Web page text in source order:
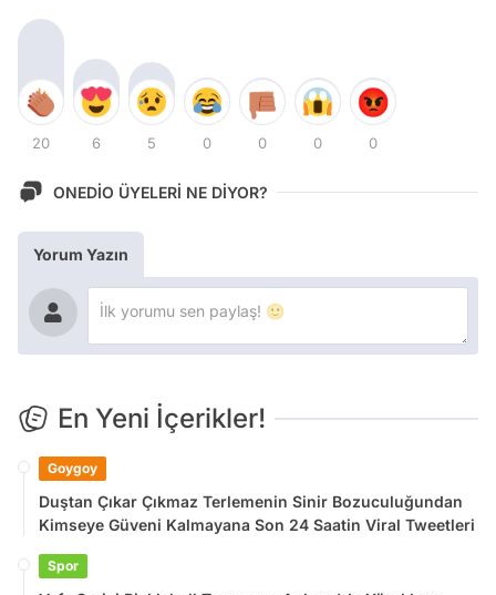
20 6 5 0 0 0 0
ONEDİO ÜYELERİ NE DİYOR?
Yorum Yazın
En Yeni İçerikler!
Goygoy
Duştan Çıkar Çıkmaz Terlemenin Sinir Bozuculuğundan
Kimseye Güveni Kalmayana Son 24 Saatin Viral Tweetleri
Spor